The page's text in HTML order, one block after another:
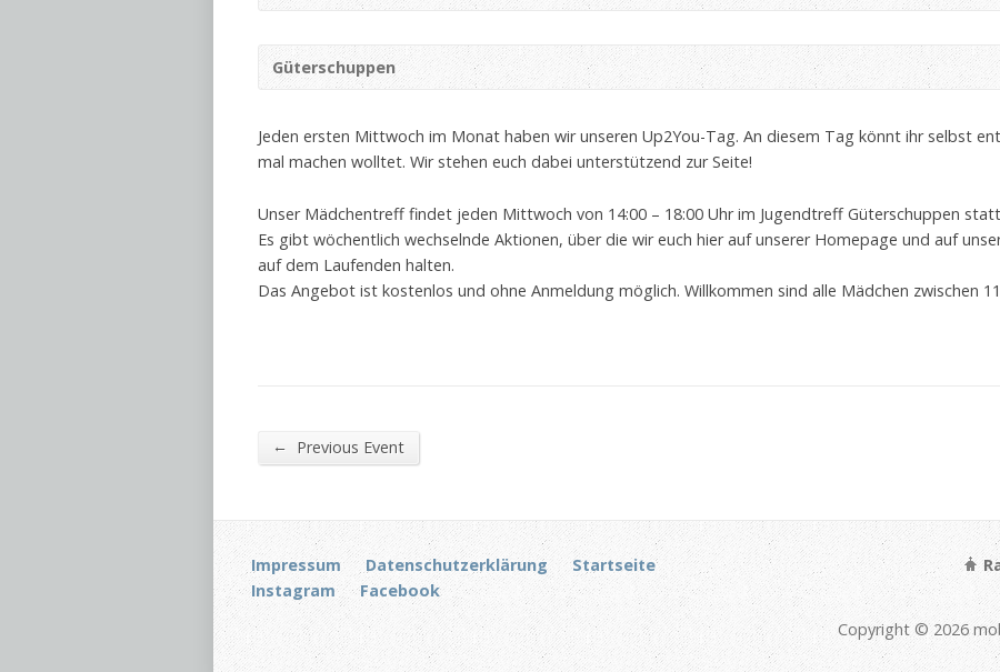
Güterschuppen
Jeden ersten Mittwoch im Monat haben wir unseren Up2You-Tag. An diesem Tag könnt ihr selbst
mal machen wolltet. Wir stehen euch dabei unterstützend zur Seite!
Unser Mädchentreff findet jeden Mittwoch von 14:00 – 18:00 Uhr im Jugendtreff Güterschuppen
Es gibt wöchentlich wechselnde Aktionen, über die wir euch hier auf unserer Homepage und auf
auf dem Laufenden halten.
Das Angebot ist kostenlos und ohne Anmeldung möglich. Willkommen sind alle Mädchen zwischen
← Previous Event
Impressum Datenschutzerklärung
Startseite
Instagram
Facebook
Copyright © 2026